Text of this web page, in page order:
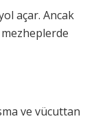
açar. Ancak
ve vücuttan